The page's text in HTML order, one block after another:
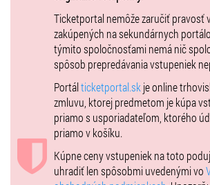
Lucia Kubátová
Miroslav Beinhauer
Jakub Uhlík
Tomáš Vrána
Ticketportal nemôže zaručiť pravosť
zakúpených na sekundárnych
týmito spoločnosťami nemá nič
spôsob prepredávania vstupeniek
Portálticketportal.sk je online
zmluvu, ktorej predmetom je kúpa
priamo s usporiadateľom, ktorého
priamo v košíku.
Kúpne ceny vstupeniek na toto
uhradiť len spôsobmi uvedenými vo